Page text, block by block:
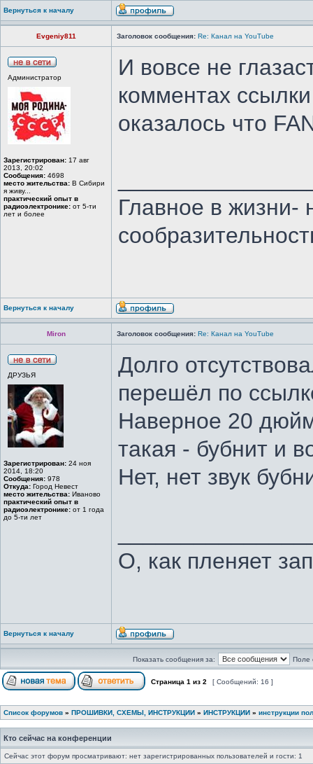
Вернуться к началу
Evgeniy811 Заголовок сообщения: Re: Канал на YouTube
Администратор
Зарегистрирован: 17 авг
2013, 20:02
Сообщения: 4698
место жительства: В Сибири
я живу...
практический опыт в
радиоэлектронике: от 5-ти
лет и более
И вовсе не
комментах
оказалось что
Главное в жизни-
Вернуться к началу
Miron Заголовок сообщения: Re: Канал на YouTube
ДРУЗЬЯ
Зарегистрирован: 24 ноя
2014, 18:20
Сообщения: 978
Откуда: Город Невест
место жительства: Иваново
практический опыт в
радиоэлектронике: от 1 года
до 5-ти лет
Долго
перешёл по
Наверное 20
такая - бубнит и
Нет, нет звук
О, как пленяет
Вернуться к началу
Показать сообщения за: Поле
Страница 1 из 2 [ Сообщений: 16 ]
Список форумов » ПРОШИВКИ, СХЕМЫ, ИНСТРУКЦИИ » ИНСТРУКЦИИ » инструкции
Кто сейчас на конференции
Сейчас этот форум просматривают: нет зарегистрированных пользователей и гости: 1